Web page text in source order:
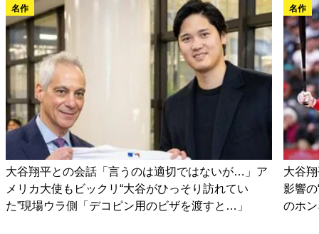
名作
大谷翔平との会話「言うのは適切ではないが…」ア
メリカ大使もビックリ“大谷がひっそり訪れてい
た”現場ウラ側「デコピン用のビザを渡すと…」
名作
大谷
影響
のホ